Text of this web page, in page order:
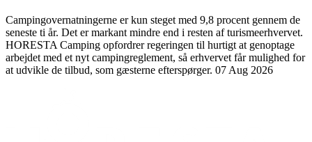
Campingovernatningerne er kun steget med 9,8 procent gennem de
seneste ti år. Det er markant mindre end i resten af turismeerhvervet.
HORESTA Camping opfordrer regeringen til hurtigt at genoptage
arbejdet med et nyt campingreglement, så erhvervet får mulighed for
at udvikle de tilbud, som gæsterne efterspørger. 07 Aug 2026